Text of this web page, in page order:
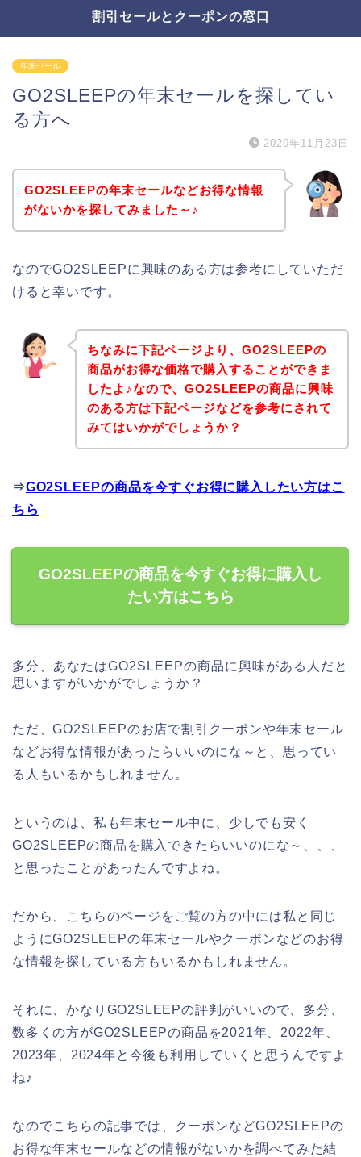
割引セールとクーポンの窓口
年末セール
GO2SLEEPの年末セールを探してい
る方へ
2020年11月23日
GO2SLEEPの年末セールなどお得な情報
がないかを探してみました～♪
なのでGO2SLEEPに興味のある方は参考にしていただ
けると幸いです。
ちなみに下記ページより、GO2SLEEPの
商品がお得な価格で購入することができま
したよ♪なので、GO2SLEEPの商品に興味
のある方は下記ページなどを参考にされて
みてはいかがでしょうか？
⇒GO2SLEEPの商品を今すぐお得に購入したい方はこ
ちら
GO2SLEEPの商品を今すぐお得に購入し
たい方はこちら
多分、あなたはGO2SLEEPの商品に興味がある人だと
思いますがいかがでしょうか？
ただ、GO2SLEEPのお店で割引クーポンや年末セール
などお得な情報があったらいいのにな～と、思ってい
る人もいるかもしれません。
というのは、私も年末セール中に、少しでも安く
GO2SLEEPの商品を購入できたらいいのにな～、、、
と思ったことがあったんですよね。
だから、こちらのページをご覧の方の中には私と同じ
ようにGO2SLEEPの年末セールやクーポンなどのお得
な情報を探している方もいるかもしれません。
それに、かなりGO2SLEEPの評判がいいので、多分、
数多くの方がGO2SLEEPの商品を2021年、2022年、
2023年、2024年と今後も利用していくと思うんですよ
ね♪
なのでこちらの記事では、クーポンなどGO2SLEEPの
お得な年末セールなどの情報がないかを調べてみた結